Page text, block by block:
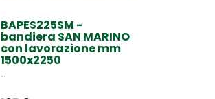
BAPES225SM -
bandiera SAN MARINO
con lavorazione mm
1500x2250
-